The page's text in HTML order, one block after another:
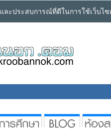
ละประสบการณ์ที่ดีในการใช้เว็บไ